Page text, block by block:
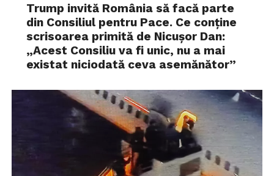
Trump invită România să facă parte
din Consiliul pentru Pace. Ce conține
scrisoarea primită de Nicușor Dan:
„Acest Consiliu va fi unic, nu a mai
existat niciodată ceva asemănător”